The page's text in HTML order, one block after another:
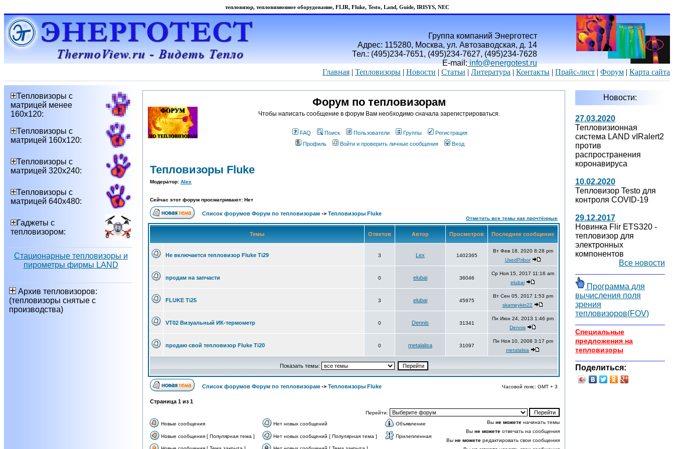
тепловизор, тепловизионное оборудование, FLIR, Fluke, Testo, Land, Guide, IRISYS, NEC
Группа компаний Энерготест
Адрес: 115280, Москва, ул. Автозаводская, д. 14
Тел.: (495)234-7651, (495)234-7627, (495)234-7628
E-mail:info@energotest.ru
Главная | Тепловизоры | Новости | Статьи | Литература | Контакты | Прайс-лист | Форум | Карта сайта
Тепловизоры с
матрицей менее
160х120:
Тепловизоры с
матрицей 160х120:
Тепловизоры с
матрицей 320х240:
Тепловизоры с
матрицей 640х480:
Гаджеты с
тепловизором:
Стационарные тепловизоры и
пирометры фирмы LAND
Архив тепловизоров:
(тепловизоры снятые с
производства)
Форум по тепловизорам
Чтобы написать сообщение в форум Вам необходимо сначала зарегистрироваться.
FAQ Поиск Пользователи Группы
Регистрация
Профиль
Войти и проверить личные сообщения Вход
Тепловизоры Fluke
Модератор: Alex
Сейчас этот форум просматривают: Нет
Список форумов Форум по тепловизорам -> Тепловизоры Fluke
Отметить все темы как прочтённые
Темы Ответов Автор Просмотров Последнее сообщение
Не включается тепловизор Fluke Ti29 3 Lex 1402365
Вт Фев 18, 2020 8:28 pm
UsedPribor
продам на запчасти 0 elubai 36046
Ср Ноя 15, 2017 11:16 am
elubai
FLUKE Ti25 3 elubai 45975
Вт Сен 05, 2017 1:53 pm
skameykin22
VT02 Визуальный ИК-термометр 0 Dennis 31341
Пн Июн 24, 2013 1:46 pm
Dennis
продаю свой тепловизор Fluke Ti20 0 metalalisa 31097
Пн Ноя 10, 2008 3:17 pm
metalalisa
Показать темы:
Список форумов Форум по тепловизорам -> Тепловизоры Fluke Часовой пояс: GMT + 3
Страница 1 из 1
Перейти:
Новые сообщения
Нет новых сообщений Объявление
Новые сообщения [ Популярная тема ] Нет новых сообщений [ Популярная тема ] Прилепленная
Вы не можете начинать темы
Вы не можете отвечать на сообщения
Вы не можете редактировать свои сообщения
Новости:
27.03.2020
Тепловизионная
система LAND vIRalert2
против
распространения
коронавируса
10.02.2020
Тепловизор Testo для
контроля COVID-19
29.12.2017
Новинка Flir ETS320 -
тепловизор для
электронных
компонентов
Все новости
Программа для
вычисления поля
зрения
тепловизоров(FOV)
Специальные
предложения на
тепловизоры
Поделиться: